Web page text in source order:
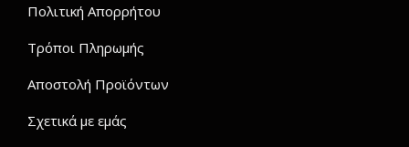
Πολιτική Απορρήτου
Τρόποι Πληρωμής
Αποστολή Προϊόντων
Σχετικά με εμάς